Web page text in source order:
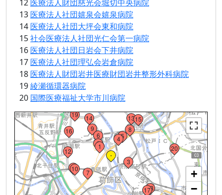
12 医療法人財団慈光会堀切中央病院
13 医療法人社団嬉泉会嬉泉病院
14 医療法人社団大坪会東和病院
15社会医療法人社団光仁会第一病院
16 医療法人社団日岩会下井病院
17 医療法人社団理弘会岩倉病院
18 医療法人財団岩井医療財団岩井整形外科病院
19綾瀬循環器病院
20 国際医療福祉大学市川病院
Loading...
・
1
2
3
45
6
7
8
9
10
11
12
13
14
15
16
1718
19
20
+
−